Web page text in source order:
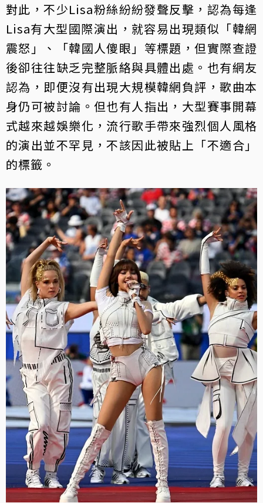
對此，不少Lisa粉絲紛紛發聲反擊，認為每逢
Lisa有大型國際演出，就容易出現類似「韓網
震怒」、「韓國人傻眼」等標題，但實際查證
後卻往往缺乏完整脈絡與具體出處。也有網友
認為，即便沒有出現大規模韓網負評，歌曲本
身仍可被討論。但也有人指出，大型賽事開幕
式越來越娛樂化，流行歌手帶來強烈個人風格
的演出並不罕見，不該因此被貼上「不適合」
的標籤。